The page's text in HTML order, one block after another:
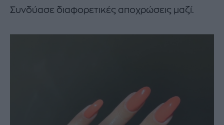
Συνδύασε διαφορετικές αποχρώσεις μαζί.